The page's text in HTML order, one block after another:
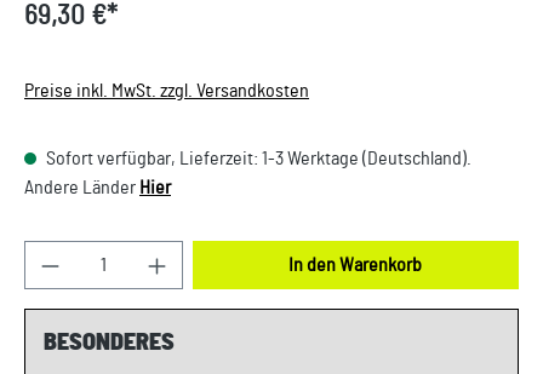
69,30 €*
Preise inkl. MwSt. zzgl. Versandkosten
Sofort verfügbar, Lieferzeit: 1-3 Werktage (Deutschland).
Andere Länder Hier
Produkt Anzahl: Gib den gewünschten Wert ein
In den Warenkorb
BESONDERES